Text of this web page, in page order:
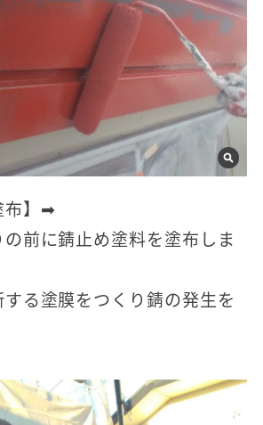
布】➡
前に錆止め塗料を塗布しま
る塗膜をつくり錆の発生を